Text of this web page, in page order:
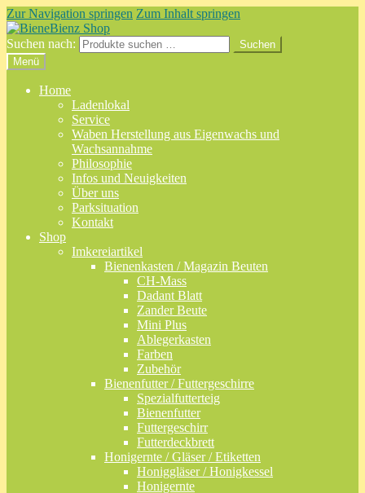
Zur Navigation springen Zum Inhalt springen
Suchen nach:
Suchen
Menü
Home
Ladenlokal
Service
Waben Herstellung aus Eigenwachs und
Wachsannahme
Philosophie
Infos und Neuigkeiten
Über uns
Parksituation
Kontakt
Shop
Imkereiartikel
Bienenkasten / Magazin Beuten
CH-Mass
Dadant Blatt
Zander Beute
Mini Plus
Ablegerkasten
Farben
Zubehör
Bienenfutter / Futtergeschirre
Spezialfutterteig
Bienenfutter
Futtergeschirr
Futterdeckbrett
Honigernte / Gläser / Etiketten
Honiggläser / Honigkessel
Honigernte